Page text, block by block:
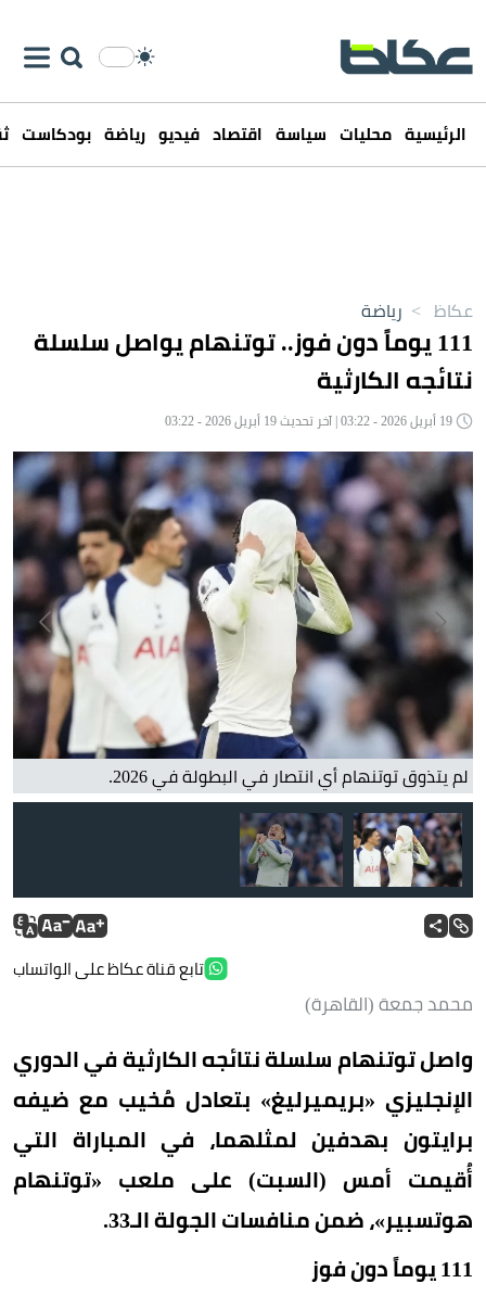
الرئيسية محليات سياسة اقتصاد فيديو رياضة بودكاست
عكاظ > رياضة
111 يوماً دون فوز.. توتنهام يواصل سلسلة
نتائجه الكارثية
لم يتذوق توتنهام أي انتصار في البطولة في 2026.
تابع قناة عكاظ على الواتساب
محمد جمعة (القاهرة)
واصل توتنهام سلسلة نتائجه الكارثية في الدوري
الإنجليزي «بريميرليغ» بتعادل مُخيب مع ضيفه
برايتون بهدفين لمثلهما، في المباراة التي
أُقيمت أمس (السبت) على ملعب «توتنهام
هوتسبير»، ضمن منافسات الجولة الـ33.
111 يوماً دون فوز